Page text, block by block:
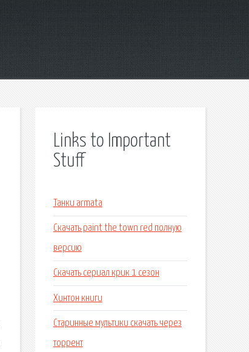
Links to Important
Stuff
Танки armata
Скачать paint the town red полную
версию
Скачать сериал крик 1 сезон
Хинтон книги
Старинные мультики скачать через
торрент